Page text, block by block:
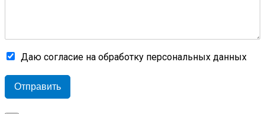
Даю согласие на обработку персональных данных
Отправить